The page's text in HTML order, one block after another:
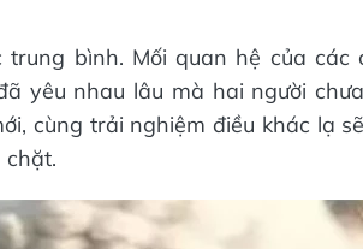
bình. Mối quan hệ của các
yêu nhau lâu mà hai người
cùng trải nghiệm điều khác lạ
chặt.